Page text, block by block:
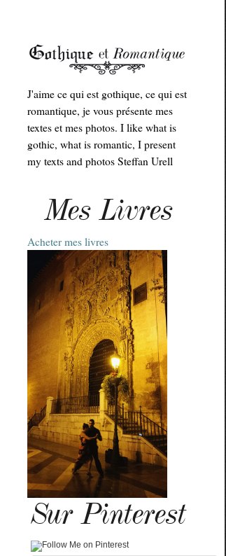
J'aime ce qui est gothique, ce qui est
romantique, je vous présente mes
textes et mes photos. I like what is
gothic, what is romantic, I present
my texts and photos Steffan Urell
Mes Livres
Acheter mes livres
Sur Pinterest